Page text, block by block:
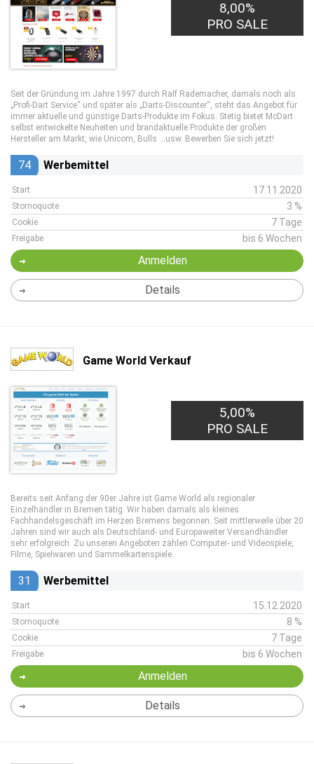
8,00%
PRO SALE
Seit der Gründung im Jahre 1997 durch Ralf Rademacher, damals noch als
„Profi-Dart Service“ und später als „Darts-Discounter“, steht das Angebot für
immer aktuelle und günstige Darts-Produkte im Fokus. Stetig bietet McDart
selbst entwickelte Neuheiten und brandaktuelle Produkte der großen
Hersteller am Markt, wie Unicorn, Bulls ...usw. Bewerben Sie sich jetzt!
74 Werbemittel
Start 17.11.2020
Stornoquote 3 %
Cookie 7 Tage
Freigabe bis 6 Wochen
Anmelden
Details
Game World Verkauf
5,00%
PRO SALE
Bereits seit Anfang der 90er Jahre ist Game World als regionaler
Einzelhändler in Bremen tätig. Wir haben damals als kleines
Fachhandelsgeschäft im Herzen Bremens begonnen. Seit mittlerweile über 20
Jahren sind wir auch als Deutschland- und Europaweiter Versandhändler
sehr erfolgreich. Zu unseren Angeboten zählen Computer- und Videospiele,
Filme, Spielwaren und Sammelkartenspiele.
31 Werbemittel
Start 15.12.2020
Stornoquote 8 %
Cookie 7 Tage
Freigabe bis 6 Wochen
Anmelden
Details